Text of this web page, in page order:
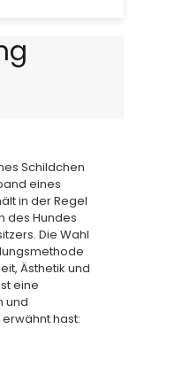
Schildchen
eines
in der Regel
des Hundes
Die Wahl
Ästhetik und
eine
und
hast: